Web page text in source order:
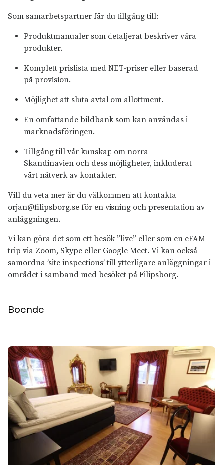
Som samarbetspartner får du tillgång till:
Produktmanualer som detaljerat beskriver våra
produkter.
Komplett prislista med NET-priser eller baserad
på provision.
Möjlighet att sluta avtal om allottment.
En omfattande bildbank som kan användas i
marknadsföringen.
Tillgång till vår kunskap om norra
Skandinavien och dess möjligheter, inkluderat
vårt nätverk av kontakter.
Vill du veta mer är du välkommen att kontakta
orjan@filipsborg.se för en visning och presentation av
anläggningen.
Vi kan göra det som ett besök ”live” eller som en eFAM-
trip via Zoom, Skype eller Google Meet. Vi kan också
samordna ’site inspections’ till ytterligare anläggningar i
området i samband med besöket på Filipsborg.
Boende